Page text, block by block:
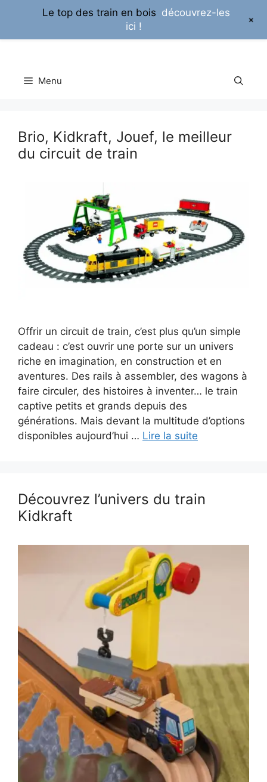
contenu Menu
Brio, Kidkraft, Jouef, le meilleur
du circuit de train
Offrir un circuit de train, c’est plus qu’un simple
cadeau : c’est ouvrir une porte sur un univers
riche en imagination, en construction et en
aventures. Des rails à assembler, des wagons à
faire circuler, des histoires à inventer… le train
captive petits et grands depuis des
générations. Mais devant la multitude d’options
disponibles aujourd’hui … Lire la suite
Découvrez l’univers du train
Kidkraft
Le top des train en bois découvrez-les
ici !
+